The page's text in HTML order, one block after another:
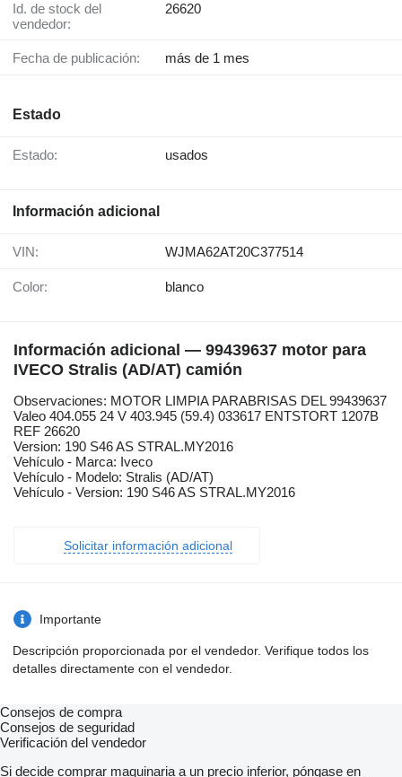
Id. de stock del
vendedor:
26620
Fecha de publicación: más de 1 mes
Estado
Estado: usados
Información adicional
VIN: WJMA62AT20C377514
Color: blanco
Información adicional — 99439637 motor para
IVECO Stralis (AD/AT) camión
Observaciones: MOTOR LIMPIA PARABRISAS DEL 99439637
Valeo 404.055 24 V 403.945 (59.4) 033617 ENTSTORT 1207B
REF 26620
Version: 190 S46 AS STRAL.MY2016
Vehículo - Marca: Iveco
Vehículo - Modelo: Stralis (AD/AT)
Vehículo - Version: 190 S46 AS STRAL.MY2016
Solicitar información adicional
Importante
Descripción proporcionada por el vendedor. Verifique todos los
detalles directamente con el vendedor.
Consejos de compra
Consejos de seguridad
Verificación del vendedor
Si decide comprar maquinaria a un precio inferior, póngase en